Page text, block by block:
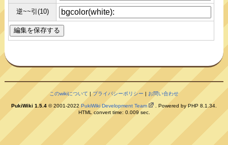
逆~~引(10)
このwikiについて |プライバシーポリシー | お問い合わせ
PukiWiki 1.5.4 © 2001-2022PukiWiki Development Team
. Powered by PHP 8.1.34.
HTML convert time: 0.009 sec.